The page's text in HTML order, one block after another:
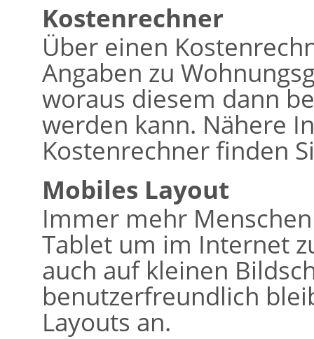
Kostenrechner
Über einen
Angaben zu
woraus diesem dann
werden kann. Nähere
Kostenrechner finden
Mobiles Layout
Immer mehr
Tablet um im Internet
auch auf kleinen
benutzerfreundlich
Layouts an.